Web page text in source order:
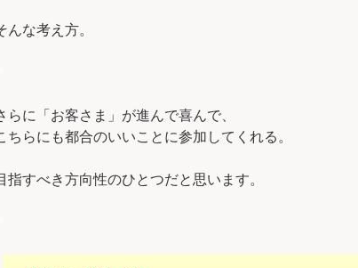
んな考え方。
らに「お客さま」が進んで喜んで、
ちらにも都合のいいことに参加してくれる。
指すべき方向性のひとつだと思います。